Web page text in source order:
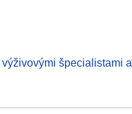
špecialistami a